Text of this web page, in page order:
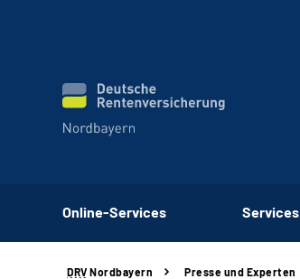
Online-Services Services
DRV Nordbayern Presse und Experten